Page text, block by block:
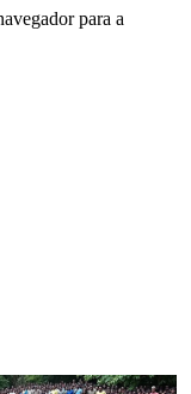
para a